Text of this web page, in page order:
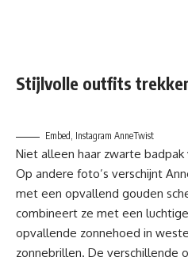
Stijlvolle outfits
Embed, Instagram AnneTwist
Niet alleen haar zwarte
Op andere foto’s verschijnt
met een opvallend gouden
combineert ze met een
opvallende zonnehoed in
zonnebrillen. De verschillende